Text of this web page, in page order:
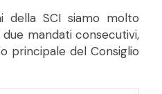
della SCI siamo molto
mandati consecutivi,
principale del Consiglio